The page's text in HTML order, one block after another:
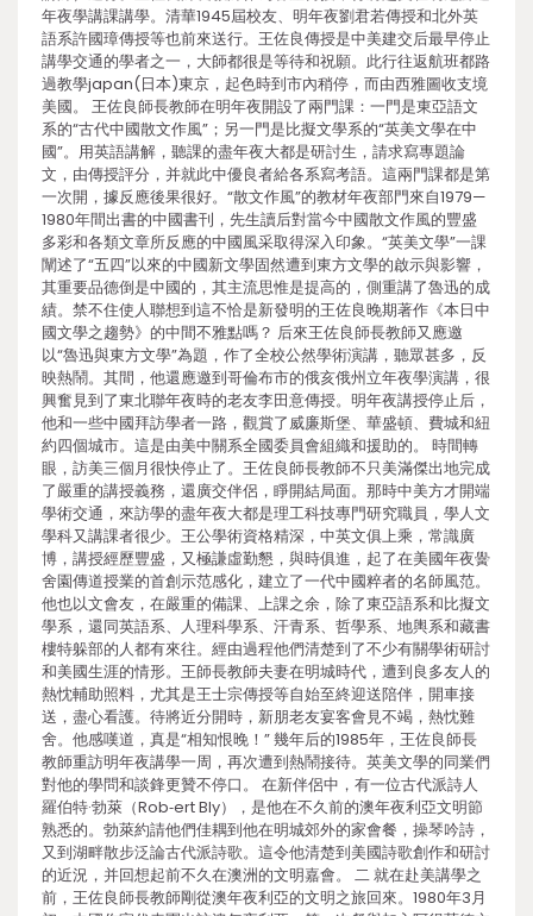
年夜學講課講學。清華1945屆校友、明年夜劉君若傳授和北外英
語系許國璋傳授等也前來送行。王佐良傳授是中美建交后最早停止
講學交通的學者之一，大師都很是等待和祝願。此行往返航班都路
過教學japan(日本)東京，起色時到市內稍停，而由西雅圖收支境
美國。 王佐良師長教師在明年夜開設了兩門課：一門是東亞語文
系的“古代中國散文作風”；另一門是比擬文學系的“英美文學在中
國”。用英語講解，聽課的盡年夜大都是研討生，請求寫專題論
文，由傳授評分，并就此中優良者給各系寫考語。這兩門課都是第
一次開，據反應後果很好。“散文作風”的教材年夜部門來自1979—
1980年間出書的中國書刊，先生讀后對當今中國散文作風的豐盛
多彩和各類文章所反應的中國風采取得深入印象。“英美文學”一課
闡述了“五四”以來的中國新文學固然遭到東方文學的啟示與影響，
其重要品德倒是中國的，其主流思惟是提高的，側重講了魯迅的成
績。禁不住使人聯想到這不恰是新發明的王佐良晚期著作《本日中
國文學之趨勢》的中間不雅點嗎？ 后來王佐良師長教師又應邀
以“魯迅與東方文學”為題，作了全校公然學術演講，聽眾甚多，反
映熱鬧。其間，他還應邀到哥倫布市的俄亥俄州立年夜學演講，很
興奮見到了東北聯年夜時的老友李田意傳授。明年夜講授停止后，
他和一些中國拜訪學者一路，觀賞了威廉斯堡、華盛頓、費城和紐
約四個城市。這是由美中關系全國委員會組織和援助的。 時間轉
眼，訪美三個月很快停止了。王佐良師長教師不只美滿傑出地完成
了嚴重的講授義務，還廣交伴侶，睜開結局面。那時中美方才開端
學術交通，來訪學的盡年夜大都是理工科技專門研究職員，學人文
學科又講課者很少。王公學術資格精深，中英文俱上乘，常識廣
博，講授經歷豐盛，又極謙虛勤懇，與時俱進，起了在美國年夜黌
舍園傳道授業的首創示范感化，建立了一代中國粹者的名師風范。
他也以文會友，在嚴重的備課、上課之余，除了東亞語系和比擬文
學系，還同英語系、人理科學系、汗青系、哲學系、地輿系和藏書
樓特躲部的人都有來往。經由過程他們清楚到了不少有關學術研討
和美國生涯的情形。王師長教師夫妻在明城時代，遭到良多友人的
熱忱輔助照料，尤其是王士宗傳授等自始至終迎送陪伴，開車接
送，盡心看護。待將近分開時，新朋老友宴客會見不竭，熱忱難
舍。他感嘆道，真是“相知恨晚！” 幾年后的1985年，王佐良師長
教師重訪明年夜講學一周，再次遭到熱鬧接待。英美文學的同業們
對他的學問和談鋒更贊不停口。 在新伴侶中，有一位古代派詩人
羅伯特·勃萊（Rob⁃ert Bly），是他在不久前的澳年夜利亞文明節
熟悉的。勃萊約請他們佳耦到他在明城郊外的家會餐，操琴吟詩，
又到湖畔散步泛論古代派詩歌。這令他清楚到美國詩歌創作和研討
的近況，并回想起前不久在澳洲的文明嘉會。 二 就在赴美講學之
前，王佐良師長教師剛從澳年夜利亞的文明之旅回來。1980年3月